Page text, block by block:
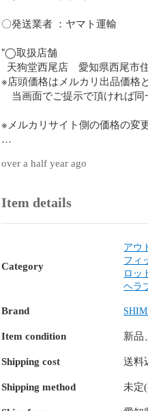
〇発送業者 ：ヤマト運輸
"◯取扱店舗
天狗堂西尾店　愛知県西尾市
※店頭価格はメルカリ出品価格
当画面でご提示で頂ければ同
※メルカリサイト側の価格の変
  0563-55-0300
CD：354895
over a half year ago
Item details
Category
アウ
フィ
ロッ
ヘラ
Brand
Item condition 新品
Shipping cost 送料
Shipping method 未定